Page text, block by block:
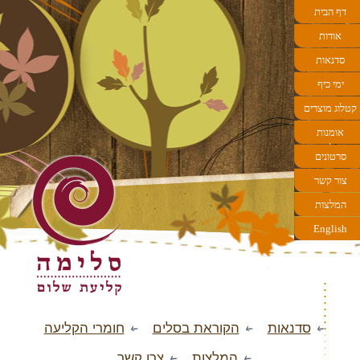
דף הבית
אודות
סדנאות
ימי כיף
קטלוג מוצרים
אומנות
הקליעה
סרטונים
צור קשר
המלצות
English
סדנאות הקוראת בסלים
חומרי הקליעה